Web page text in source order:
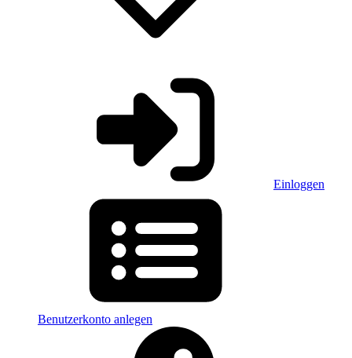
Einloggen
Benutzerkonto anlegen